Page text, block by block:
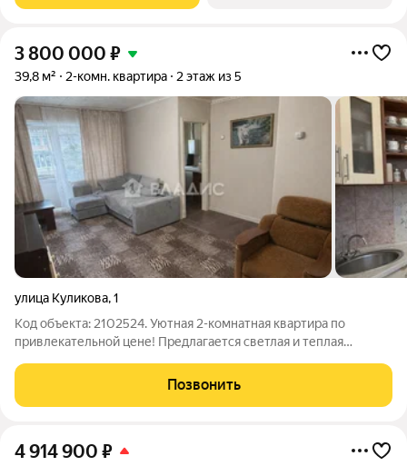
3 800 000 ₽
39,8 м² 2-комн. квартира 2 этаж из 5
улица Куликова,1
Код объекта: 2102524. Уютная 2-комнатная квартира по
привлекательной цене! Предлагается светлая и теплая
смежные, что делает квартиру уютной и функциональной для
семьи, пары или сдачи в аренду.
Позвонить
4 914 900 ₽